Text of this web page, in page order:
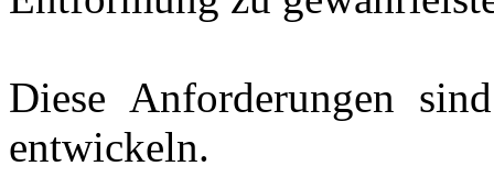
Diese Anforderungen
entwickeln.